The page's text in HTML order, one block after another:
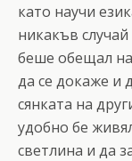
като научи
никакъв
беше обещал
да се докаже и
сянката на
удобно бе
светлина и да